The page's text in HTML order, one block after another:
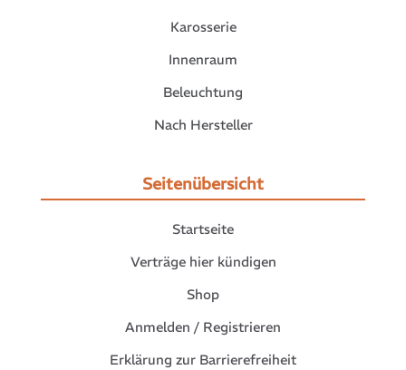
Karosserie
Innenraum
Beleuchtung
Nach Hersteller
Seitenübersicht
Startseite
Verträge hier kündigen
Shop
Anmelden / Registrieren
Erklärung zur Barrierefreiheit